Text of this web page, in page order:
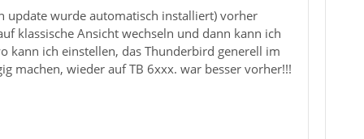
update wurde automatisch installiert) vorher
klassische Ansicht wechseln und dann kann ich
kann ich einstellen, das Thunderbird generell im
machen, wieder auf TB 6xxx. war besser vorher!!!